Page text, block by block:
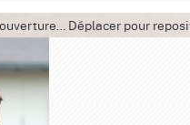
Déplacer pour